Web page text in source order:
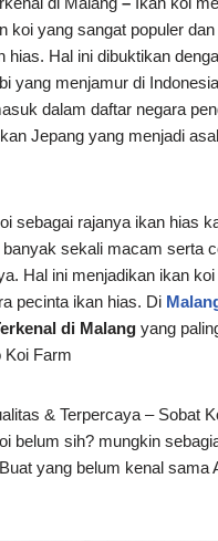
koi yang sangat populer
hias. Hal ini dibuktikan
yang menjamur di
dalam daftar negara
Jepang yang menjadi
sebagai rajanya ikan hias
sekali macam serta
Hal ini menjadikan ikan
pecinta ikan hias. Di
di Malang yang
Koi Farm
& Terpercaya – Sobat
belum sih? mungkin
yang belum kenal sama